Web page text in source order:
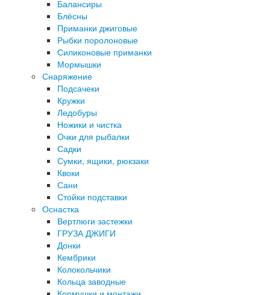
Балансиры
Блёсны
Приманки джиговые
Рыбки поролоновые
Силиконовые приманки
Мормышки
Снаряжение
Подсачеки
Кружки
Ледобуры
Ножики и чистка
Очки для рыбалки
Садки
Сумки, ящики, рюкзаки
Квоки
Сани
Стойки подставки
Оснастка
Вертлюги застежки
ГРУЗА ДЖИГИ
Донки
Кембрики
Колокольчики
Кольца заводные